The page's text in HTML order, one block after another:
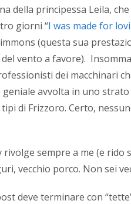
della principessa Leila,
giorni “I was made for
(questa sua
vento a favore).
dei macchinari
avvolta in uno
di Frizzoro. Certo,
sempre a me (e rido
vecchio porco. Non sei
deve terminare con